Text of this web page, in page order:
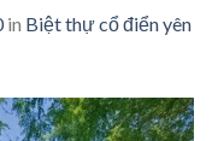
in Biệt thự cổ điển yên